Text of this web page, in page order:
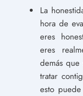
La
hora de
eres
eres
demás
tratar
esto